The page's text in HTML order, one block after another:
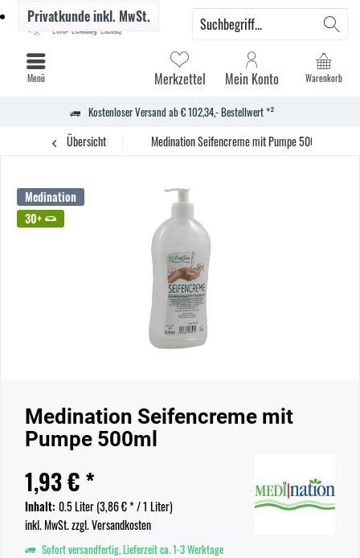
Kostenloser Versand ab € 102,34,- Bestellwert *²
Warenkorb
Merkzettel Mein Konto
Privatkundeinkl. MwSt.
Menü
Übersicht Medination Seifencreme mit Pumpe 500ml
Medination
30+
Medination Seifencreme mit
Pumpe 500ml
1,93 € *
Inhalt: 0.5 Liter (3,86 €* / 1 Liter)
inkl. MwSt.zzgl. Versandkosten
Sofort versandfertig, Lieferzeit ca. 1-3 Werktage